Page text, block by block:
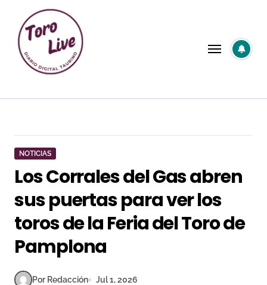
contenido
NOTICIAS
Los Corrales del Gas abren
sus puertas para ver los
toros de la Feria del Toro de
Pamplona
Por Redacción Jul 1, 2026